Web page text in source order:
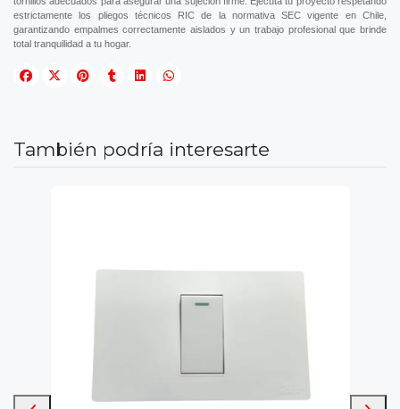
estrictamente los pliegos técnicos RIC de la normativa SEC vigente en Chile,
garantizando empalmes correctamente aislados y un trabajo profesional que brinde
total tranquilidad a tu hogar.
También podría interesarte